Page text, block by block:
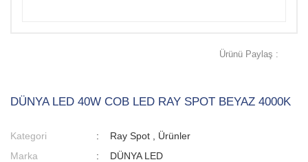
Ürünü Paylaş :
DÜNYA LED 40W COB LED RAY SPOT BEYAZ 4000K
Kategori Ray Spot
Ürünler
Marka
DÜNYA LED